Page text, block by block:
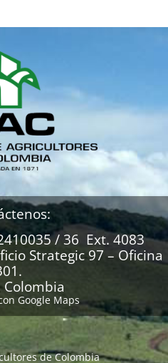
/ 36 Ext. 4083
Strategic 97 – Oficina
Colombia
Google Maps
de Colombia